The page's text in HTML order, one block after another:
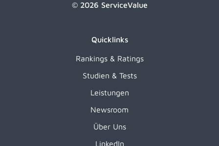
© 2026 ServiceValue
Quicklinks
Rankings & Ratings
Studien & Tests
Leistungen
Newsroom
Über Uns
LinkedIn